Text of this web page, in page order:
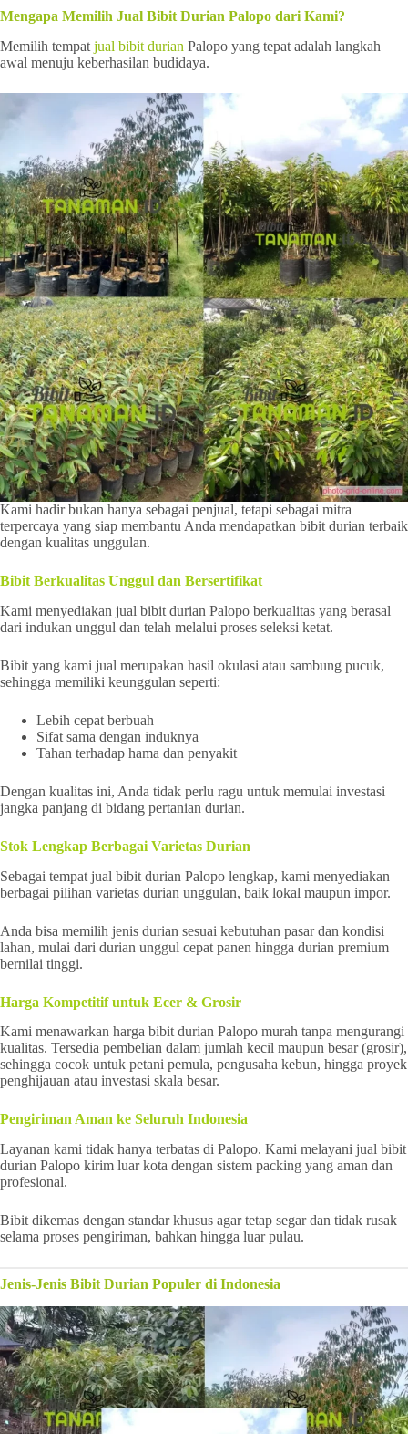
Mengapa Memilih Jual Bibit Durian Palopo dari Kami?
Memilih tempat jual bibit durian Palopo yang tepat adalah langkah
awal menuju keberhasilan budidaya.
Kami hadir bukan hanya sebagai penjual, tetapi sebagai mitra
terpercaya yang siap membantu Anda mendapatkan bibit durian terbaik
dengan kualitas unggulan.
Bibit Berkualitas Unggul dan Bersertifikat
Kami menyediakan jual bibit durian Palopo berkualitas yang berasal
dari indukan unggul dan telah melalui proses seleksi ketat.
Bibit yang kami jual merupakan hasil okulasi atau sambung pucuk,
sehingga memiliki keunggulan seperti:
Lebih cepat berbuah
Sifat sama dengan induknya
Tahan terhadap hama dan penyakit
Dengan kualitas ini, Anda tidak perlu ragu untuk memulai investasi
jangka panjang di bidang pertanian durian.
Stok Lengkap Berbagai Varietas Durian
Sebagai tempat jual bibit durian Palopo lengkap, kami menyediakan
berbagai pilihan varietas durian unggulan, baik lokal maupun impor.
Anda bisa memilih jenis durian sesuai kebutuhan pasar dan kondisi
lahan, mulai dari durian unggul cepat panen hingga durian premium
bernilai tinggi.
Harga Kompetitif untuk Ecer & Grosir
Kami menawarkan harga bibit durian Palopo murah tanpa mengurangi
kualitas. Tersedia pembelian dalam jumlah kecil maupun besar (grosir),
sehingga cocok untuk petani pemula, pengusaha kebun, hingga proyek
penghijauan atau investasi skala besar.
Pengiriman Aman ke Seluruh Indonesia
Layanan kami tidak hanya terbatas di Palopo. Kami melayani jual bibit
durian Palopo kirim luar kota dengan sistem packing yang aman dan
profesional.
Bibit dikemas dengan standar khusus agar tetap segar dan tidak rusak
selama proses pengiriman, bahkan hingga luar pulau.
Jenis-Jenis Bibit Durian Populer di Indonesia